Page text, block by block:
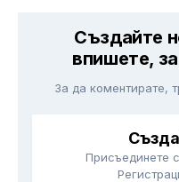
Създайте
впишете,
За да коментирате,
Присъединете